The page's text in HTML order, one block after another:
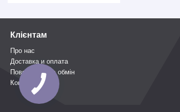
Клієнтам
Про нас
Доставка и оплата
Повернення та обмін
Контакти